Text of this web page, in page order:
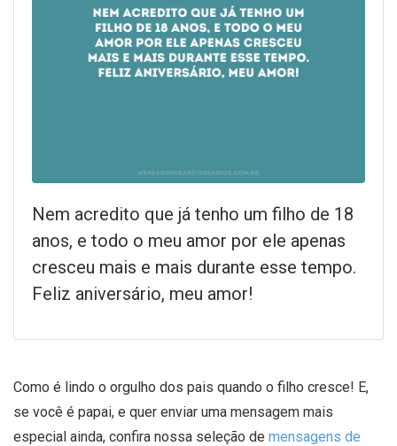
Nem acredito que já tenho um filho de 18
anos, e todo o meu amor por ele apenas
cresceu mais e mais durante esse tempo.
Feliz aniversário, meu amor!
Como é lindo o orgulho dos pais quando o filho cresce! E,
se você é papai, e quer enviar uma mensagem mais
especial ainda, confira nossa seleção de mensagens de